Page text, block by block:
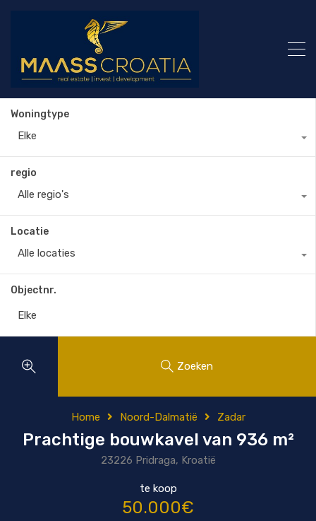
Woningtype
Elke
regio
Alle regio's
Locatie
Alle locaties
Objectnr.
Zoeken
Home Noord-Dalmatië Zadar
Prachtige bouwkavel van 936 m²
23226 Pridraga, Kroatië
te koop
50.000€